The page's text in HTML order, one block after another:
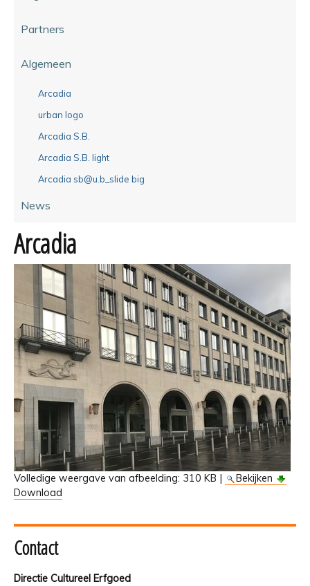
Partners
Algemeen
Arcadia
urban logo
Arcadia S.B.
Arcadia S.B. light
Arcadia sb@u.b_slide big
News
Arcadia
Volledige weergave van afbeelding: 310 KB |
Bekijken
Download
Contact
Directie Cultureel Erfgoed